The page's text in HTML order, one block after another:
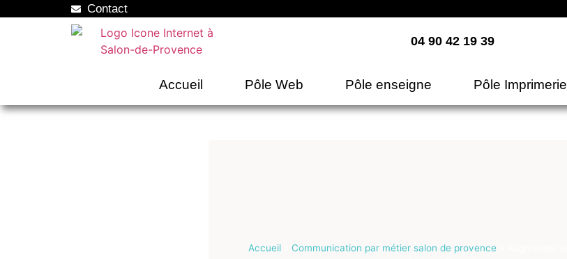
Contact
04 90 42 19 39
Accueil Pôle Web Pôle enseigne Pôle Imprimerie
Accueil» Communication par métier salon de provence»